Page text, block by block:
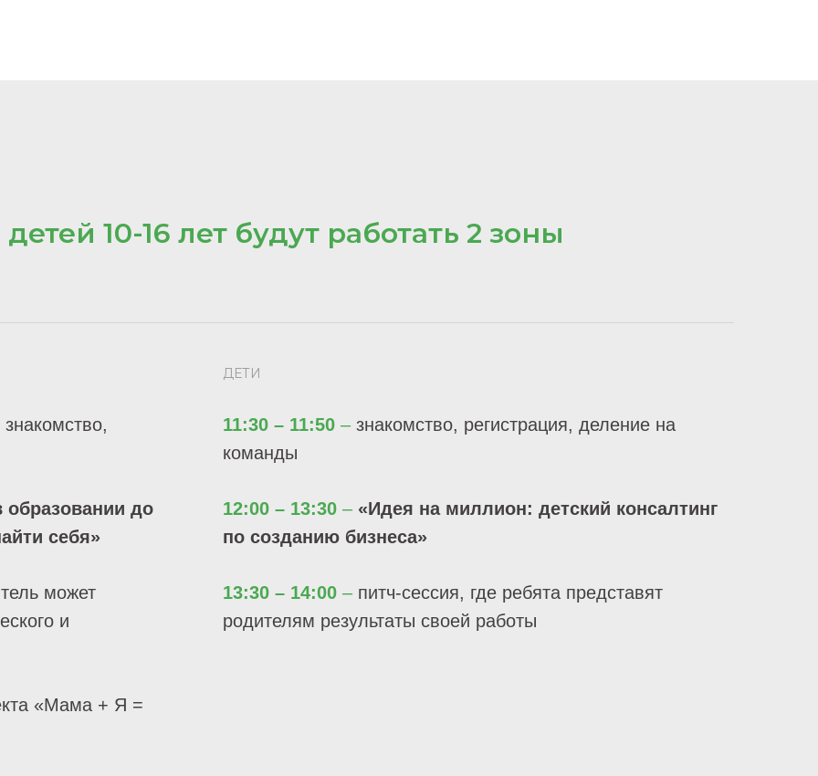
10-16 лет будут работать 2 зоны
ДЕТИ
11:30 – 11:50 – знакомство, регистрация, деление на
команды
до
себя»
12:00 – 13:30 – «Идея на миллион: детский консалтинг
по созданию бизнеса»
может
и
13:30 – 14:00 – питч-сессия, где ребята представят
родителям результаты своей работы
«Мама + Я =